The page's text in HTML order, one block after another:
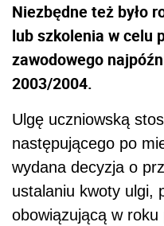
Niezbędne też było
lub szkolenia w celu
zawodowego
2003/2004.
Ulgę uczniowską
następującego po
wydana decyzja o
ustalaniu kwoty ulgi,
obowiązującą w